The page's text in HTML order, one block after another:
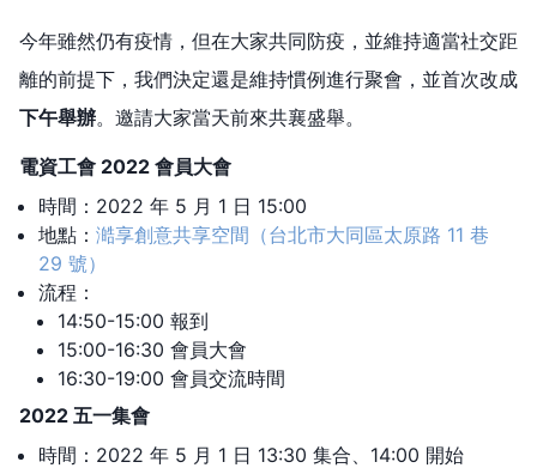
今年雖然仍有疫情，但在大家共同防疫，並維持適當社交距
離的前提下，我們決定還是維持慣例進行聚會，並首次改成
下午舉辦。邀請大家當天前來共襄盛舉。
電資工會 2022 會員大會
時間：2022 年 5 月 1 日 15:00
地點： 澔享創意共享空間（台北市大同區太原路 11 巷
29 號）
流程：
14:50-15:00 報到
15:00-16:30 會員大會
16:30-19:00 會員交流時間
2022 五一集會
時間：2022 年 5 月 1 日 13:30 集合、14:00 開始